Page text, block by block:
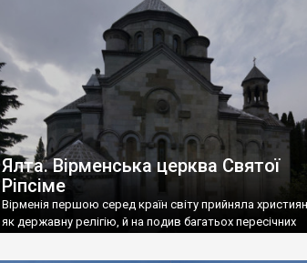
називаються «повстяками» (postaki)…” “Вино. Крим
виробляє відмінне вино і його вдосталь: воно все
легке біле і дуже […]
Ялта. Вірменська церква Святої
Ріпсіме
Вірменія першою серед країн світу прийняла
як державну релігію, й на подив багатьох пересічних